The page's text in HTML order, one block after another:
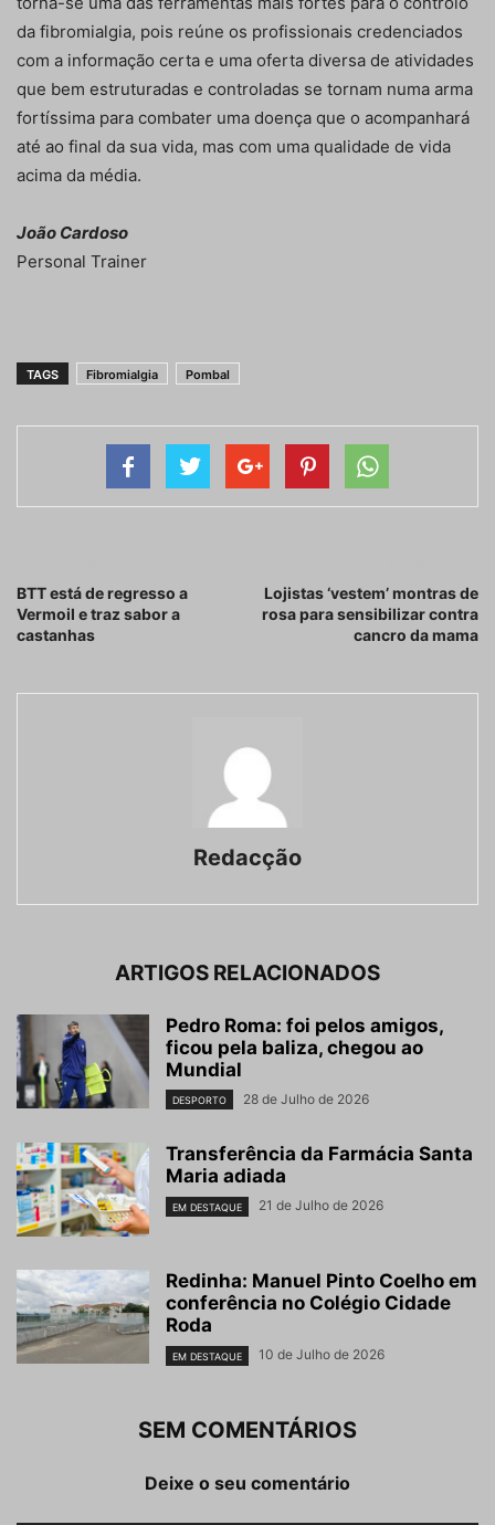
da fibromialgia, pois reúne os profissionais credenciados
com a informação certa e uma oferta diversa de atividades
que bem estruturadas e controladas se tornam numa arma
fortíssima para combater uma doença que o acompanhará
até ao final da sua vida, mas com uma qualidade de vida
acima da média.
João Cardoso
Personal Trainer
TAGS Fibromialgia Pombal
BTT está de regresso a
Vermoil e traz sabor a
castanhas
Lojistas ‘vestem’ montras de
rosa para sensibilizar contra
cancro da mama
Redacção
ARTIGOS RELACIONADOS
Pedro Roma: foi pelos amigos,
ficou pela baliza, chegou ao
Mundial
DESPORTO 28 de Julho de 2026
Transferência da Farmácia Santa
Maria adiada
EM DESTAQUE 21 de Julho de 2026
Redinha: Manuel Pinto Coelho em
conferência no Colégio Cidade
Roda
EM DESTAQUE 10 de Julho de 2026
SEM COMENTÁRIOS
Deixe o seu comentário